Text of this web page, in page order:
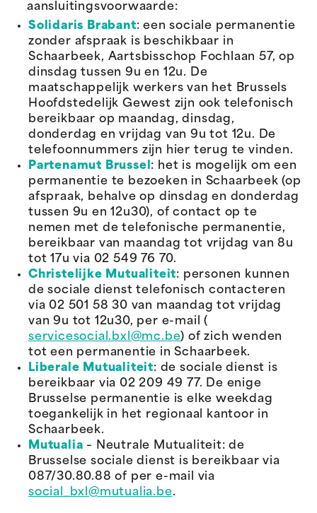
aansluitingsvoorwaarde:
Solidaris Brabant: een sociale permanentie
zonder afspraak is beschikbaar in
Schaarbeek, Aartsbisschop Fochlaan 57, op
dinsdag tussen 9u en 12u. De
maatschappelijk werkers van het Brussels
Hoofdstedelijk Gewest zijn ook telefonisch
bereikbaar op maandag, dinsdag,
donderdag en vrijdag van 9u tot 12u. De
telefoonnummers zijn hier terug te vinden.
Partenamut Brussel : het is mogelijk om een
permanentie te bezoeken in Schaarbeek (op
afspraak, behalve op dinsdag en donderdag
tussen 9u en 12u30), of contact op te
nemen met de telefonische permanentie,
bereikbaar van maandag tot vrijdag van 8u
tot 17u via 02 549 76 70.
Christelijke Mutualiteit: personen kunnen
de sociale dienst telefonisch contacteren
via 02 501 58 30 van maandag tot vrijdag
van 9u tot 12u30, per e-mail (
servicesocial.bxl@mc.be) of zich wenden
tot een permanentie in Schaarbeek.
Liberale Mutualiteit: de sociale dienst is
bereikbaar via 02 209 49 77. De enige
Brusselse permanentie is elke weekdag
toegankelijk in het regionaal kantoor in
Schaarbeek.
Mutualia – Neutrale Mutualiteit: de
Brusselse sociale dienst is bereikbaar via
087/30.80.88 of per e-mail via
social_bxl@mutualia.be.